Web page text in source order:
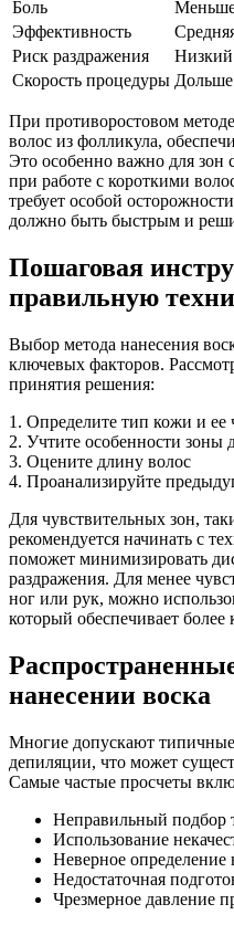
Боль
Эффективность
Риск раздражения
Низкий
Скорость процедуры Дольше
При противоростовом
волос из фолликула,
Это особенно важно для зон
при работе с короткими
требует особой
должно быть быстрым и
Пошаговая
правильную
Выбор метода нанесения
ключевых факторов.
принятия решения:
1. Определите тип кожи и ее
2. Учтите особенности зоны
3. Оцените длину волос
4. Проанализируйте
Для чувствительных зон,
рекомендуется начинать с
поможет минимизировать
раздражения. Для менее
ног или рук, можно
который обеспечивает более
нанесении воска
Многие допускают
депиляции, что может
Самые частые просчеты
Неправильный подбор
Использование
Неверное определение
Недостаточная
Чрезмерное давление